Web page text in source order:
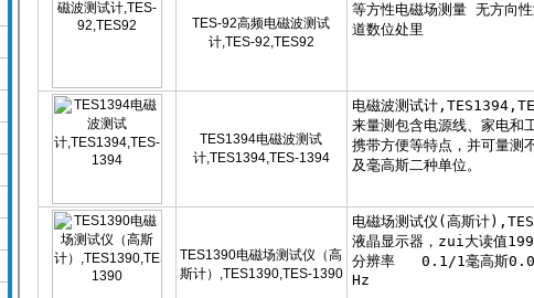
TES-92高频电磁波测试
计,TES-92,TES92
TES1394电磁波测试
计,TES1394,TES-1394
TES1390电磁场测试仪（高
斯计）,TES1390,TES-1390